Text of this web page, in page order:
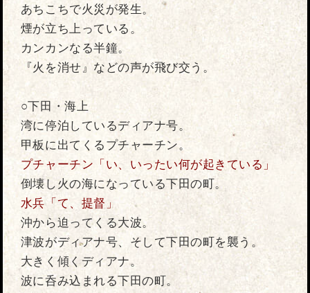
あちこちで火災が発生。
煙が立ち上っている。
カンカンなる半鐘。
『火を消せ』などの声が飛び交う。
○下田・海上
湾に停泊しているディアナ号。
甲板に出てくるプチャーチン。
プチャーチン「い、いったい何が起きている」
倒壊し火の海になっている下田の町。
水兵「て、提督」
沖から迫ってくる大波。
津波がディアナ号、そして下田の町を襲う。
大きく傾くディアナ。
波に呑み込まれる下田の町。